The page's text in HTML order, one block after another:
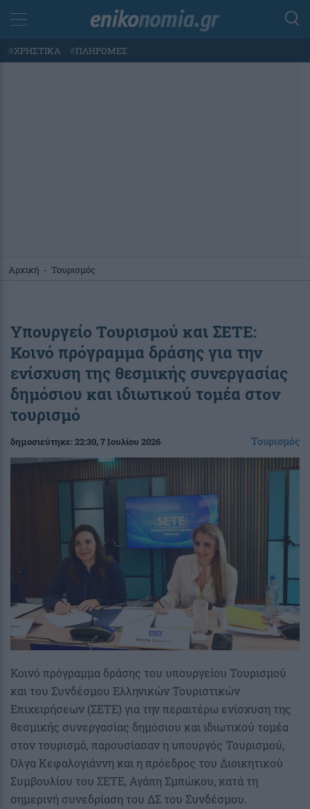
#ΧΡΗΣΤΙΚΑ #ΠΛΗΡΩΜΕΣ
Αρχική - Τουρισμός
Υπουργείο Τουρισμού και ΣΕΤΕ:
Κοινό πρόγραμμα δράσης για την
ενίσχυση της θεσμικής συνεργασίας
δημόσιου και ιδιωτικού τομέα στον
τουρισμό
δημοσιεύτηκε:22:30, 7 Ιουλίου 2026 Τουρισμός
Κοινό πρόγραμμα δράσης του υπουργείου Τουρισμού
και του Συνδέσμου Ελληνικών Τουριστικών
Επιχειρήσεων (ΣΕΤΕ) για την περαιτέρω ενίσχυση της
θεσμικής συνεργασίας δημόσιου και ιδιωτικού τομέα
στον τουρισμό, παρουσίασαν η υπουργός Τουρισμού,
Όλγα Κεφαλογιάννη και η πρόεδρος του Διοικητικού
Συμβουλίου του ΣΕΤΕ, Αγάπη Σμπώκου, κατά τη
σημερινή συνεδρίαση του ΔΣ του Συνδέσμου.